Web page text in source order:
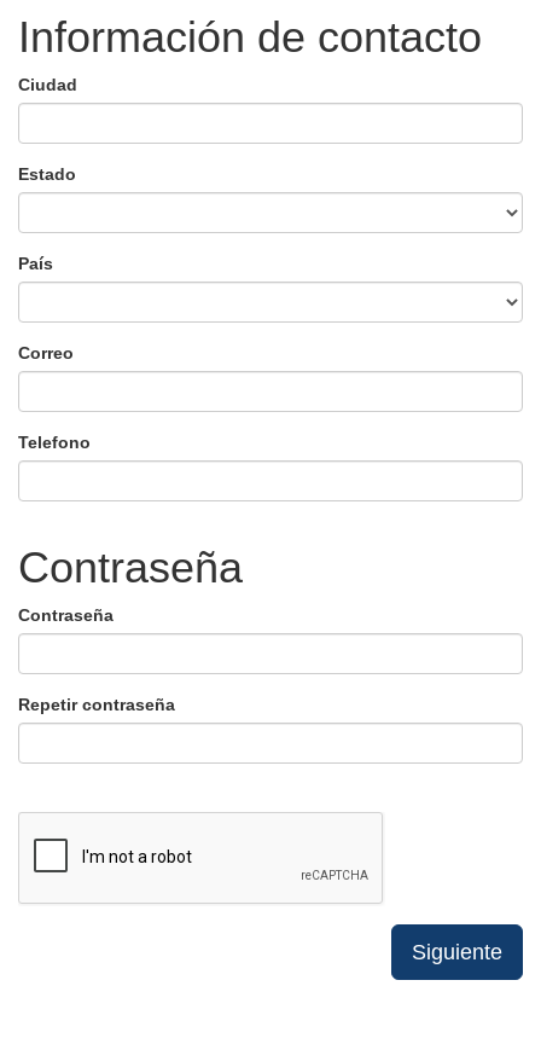
Información de contacto
Ciudad
Estado
País
Correo
Telefono
Contraseña
Contraseña
Repetir contraseña
Siguiente